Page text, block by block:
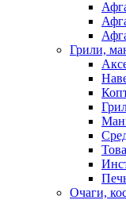
Грили,
Очаги,